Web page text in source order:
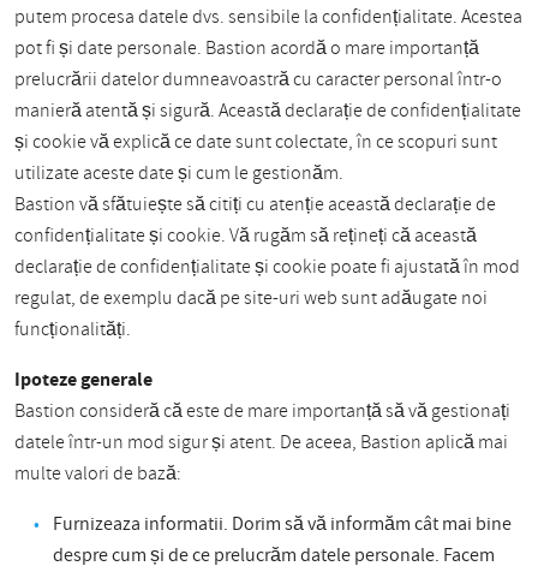
putem procesa datele dvs. sensibile la confidențialitate. Acestea
pot fi și date personale. Bastion acordă o mare importanță
prelucrării datelor dumneavoastră cu caracter personal într-o
manieră atentă și sigură. Această declarație de confidențialitate
și cookie vă explică ce date sunt colectate, în ce scopuri sunt
utilizate aceste date și cum le gestionăm.
Bastion vă sfătuiește să citiți cu atenție această declarație de
confidențialitate și cookie. Vă rugăm să rețineți că această
declarație de confidențialitate și cookie poate fi ajustată în mod
regulat, de exemplu dacă pe site-uri web sunt adăugate noi
funcționalități.
Ipoteze generale
Bastion consideră că este de mare importanță să vă gestionați
datele într-un mod sigur și atent. De aceea, Bastion aplică mai
multe valori de bază:
Furnizeaza informatii. Dorim să vă informăm cât mai bine
despre cum și de ce prelucrăm datele personale. Facem